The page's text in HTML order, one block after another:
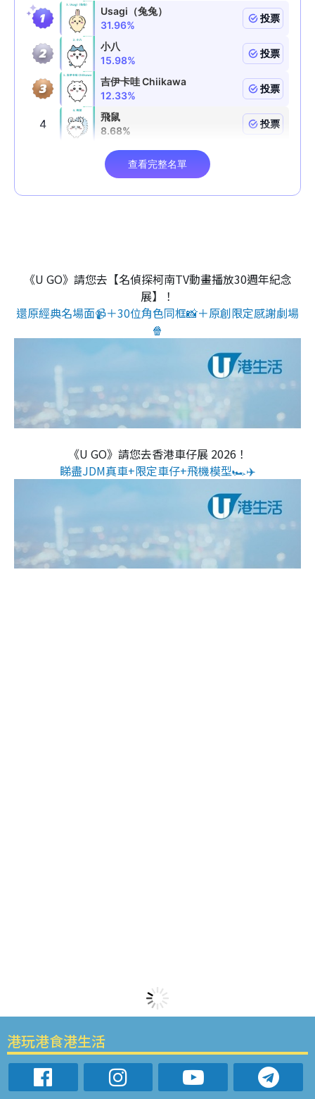
《U GO》請您去【名偵探柯南TV動畫播放30週年紀念
展】！
還原經典名場面📹＋30位角色同框📸＋原創限定感謝劇場
🍿
《U GO》請您去香港車仔展 2026！
睇盡JDM真車+限定車仔+飛機模型🏎️✈️
港玩港食港生活